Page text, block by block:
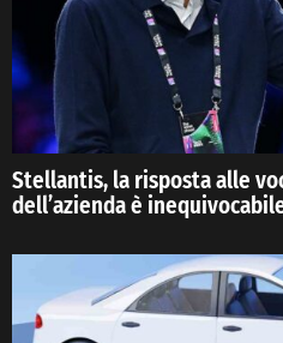
Stellantis, la risposta alle
dell’azienda è